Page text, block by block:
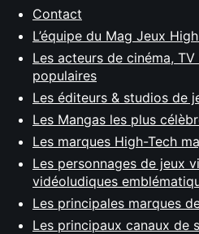
Contact
L’équipe du Mag Jeux
Les acteurs de cinéma,
populaires
Les éditeurs & studios de
Les Mangas les plus
Les marques High-Tech
Les personnages de jeux
vidéoludiques
Les principales marques
Les principaux canaux de